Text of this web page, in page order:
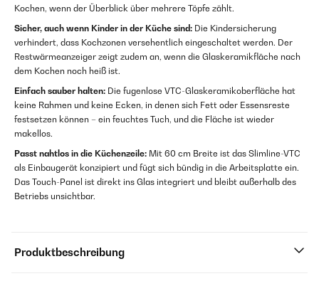
Kochen, wenn der Überblick über mehrere Töpfe zählt.
Sicher, auch wenn Kinder in der Küche sind: Die Kindersicherung
verhindert, dass Kochzonen versehentlich eingeschaltet werden. Der
Restwärmeanzeiger zeigt zudem an, wenn die Glaskeramikfläche nach
dem Kochen noch heiß ist.
Einfach sauber halten: Die fugenlose VTC-Glaskeramikoberfläche hat
keine Rahmen und keine Ecken, in denen sich Fett oder Essensreste
festsetzen können – ein feuchtes Tuch, und die Fläche ist wieder
makellos.
Passt nahtlos in die Küchenzeile: Mit 60 cm Breite ist das Slimline-VTC
als Einbaugerät konzipiert und fügt sich bündig in die Arbeitsplatte ein.
Das Touch-Panel ist direkt ins Glas integriert und bleibt außerhalb des
Betriebs unsichtbar.
Produktbeschreibung